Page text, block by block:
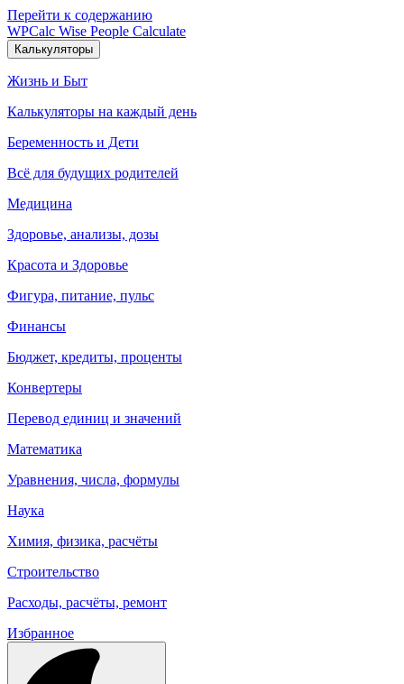
Перейти к содержанию
WPCalc Wise People Calculate
Калькуляторы
Жизнь и Быт
Калькуляторы на каждый день
Беременность и Дети
Всё для будущих родителей
Медицина
Здоровье, анализы, дозы
Красота и Здоровье
Фигура, питание, пульс
Финансы
Бюджет, кредиты, проценты
Конвертеры
Перевод единиц и значений
Математика
Уравнения, числа, формулы
Наука
Химия, физика, расчёты
Строительство
Расходы, расчёты, ремонт
Избранное